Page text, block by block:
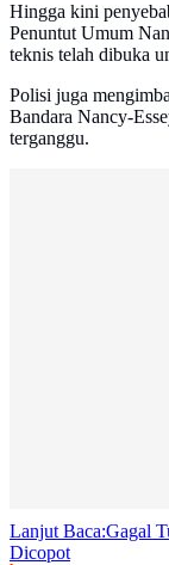
Hingga kini
Penuntut Umum
teknis telah dibuka
Polisi juga
Bandara Nancy-
terganggu.
Lanjut Baca:Gagal
Dicopot